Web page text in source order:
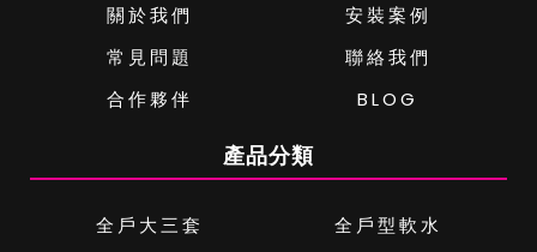
關於我們
安裝案例
常見問題
聯絡我們
合作夥伴
BLOG
產品分類
全戶大三套
全戶型軟水